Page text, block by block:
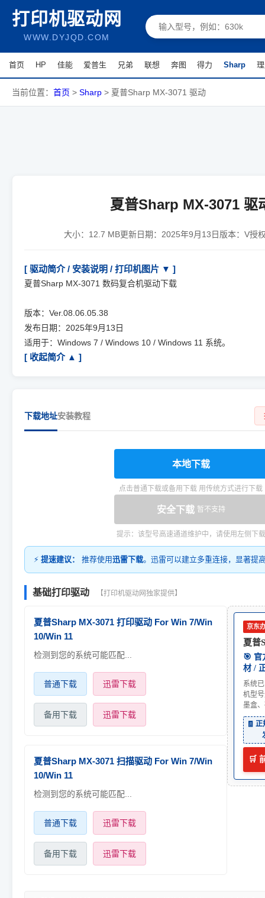
打印机驱动网
WWW.DYJQD.COM
首页 HP 佳能 爱普生 兄弟 联想 奔图 得力 Sharp
当前位置： 首页 > Sharp > 夏普Sharp MX-3071 驱动
夏普Sharp MX-3071 驱
大小： 12.7 MB更新日期： 2025年9月13日 版本： V授
[ 驱动简介 / 安装说明 / 打印机图片 ▼ ]
夏普Sharp MX-3071 数码复合机驱动下载
版本：Ver.08.06.05.38
发布日期：2025年9月13日
适用于：Windows 7 / Windows 10 / Windows 11 系统。
[ 收起简介 ▲ ]
下载地址安装教程
本地下载
点击普通下载或备用下载 用传统方式进行下载
安全下载 暂不支持
提示：该型号高速通道维护中，请使用左侧下载
⚡ 提速建议： 推荐使用迅雷下载。迅雷可以建立多重连接，显著提
基础打印驱动 【打印机驱动网独家提供】
夏普Sharp MX-3071 打印驱动 For Win 7/Win
10/Win 11
检测到您的系统可能匹配...
普通下载 迅雷下载
备用下载 迅雷下载
夏普Sharp MX-3071 扫描驱动 For Win 7/Win
10/Win 11
检测到您的系统可能匹配...
普通下载 迅雷下载
备用下载 迅雷下载
京东
夏普
🎯 官
材 /
系统
机型
墨盒
🧾
🛒